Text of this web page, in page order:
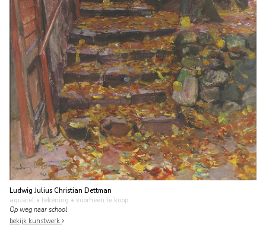
Ludwig Julius Christian Dettman
aquarel • tekening • voorheen te koop
Op weg naar school
bekijk kunstwerk